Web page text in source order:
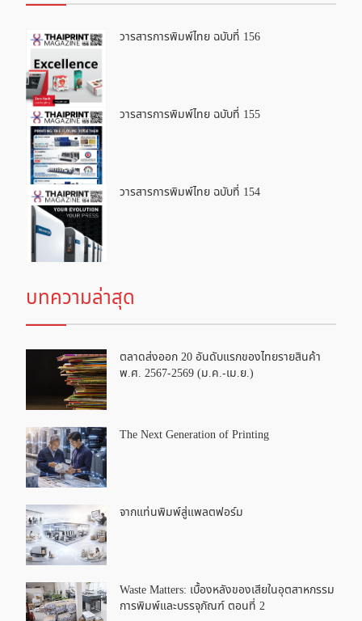
วารสารการพิมพ์ไทย ฉบับที่ 156
วารสารการพิมพ์ไทย ฉบับที่ 155
วารสารการพิมพ์ไทย ฉบับที่ 154
บทความล่าสุด
ตลาดส่งออก 20 อันดับแรกของไทยรายสินค้า
พ.ศ. 2567-2569 (ม.ค.-เม.ย.)
The Next Generation of Printing
จากแท่นพิมพ์สู่แพลตฟอร์ม
Waste Matters: เบื้องหลังของเสียในอุตสาหกรรม
การพิมพ์และบรรจุภัณฑ์ ตอนที่ 2